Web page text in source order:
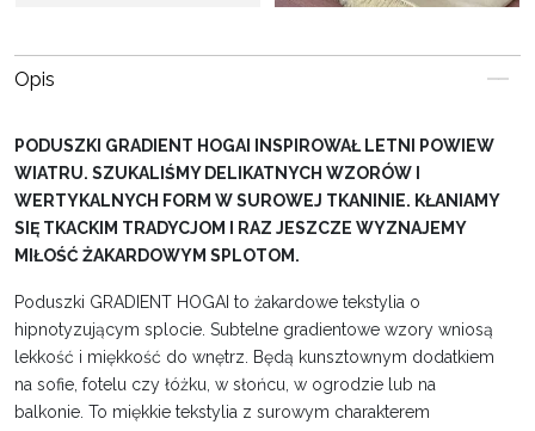
Opis
PODUSZKI GRADIENT HOGAI INSPIROWAŁ LETNI POWIEW
WIATRU. SZUKALIŚMY DELIKATNYCH WZORÓW I
WERTYKALNYCH FORM W SUROWEJ TKANINIE. KŁANIAMY
SIĘ TKACKIM TRADYCJOM I RAZ JESZCZE WYZNAJEMY
MIŁOŚĆ ŻAKARDOWYM SPLOTOM.
Poduszki GRADIENT HOGAI to żakardowe tekstylia o
hipnotyzującym splocie. Subtelne gradientowe wzory wniosą
lekkość i miękkość do wnętrz. Będą kunsztownym dodatkiem
na sofie, fotelu czy łóżku, w słońcu, w ogrodzie lub na
balkonie. To miękkie tekstylia z surowym charakterem